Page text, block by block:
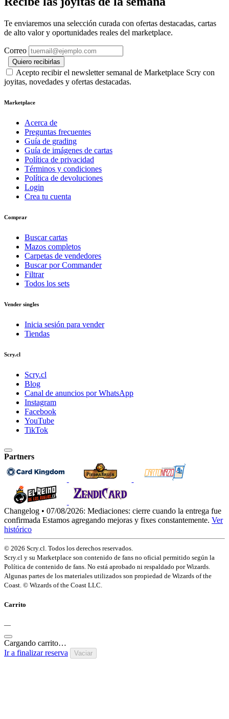
Te enviaremos una selección curada con ofertas destacadas, cartas
de alto valor y oportunidades reales del marketplace.
Correo
Quiero recibirlas
Acepto recibir el newsletter semanal de Marketplace Scry con
joyitas, novedades y ofertas destacadas.
Marketplace
Acerca de
Preguntas frecuentes
Guía de grading
Guía de imágenes de cartas
Política de privacidad
Términos y condiciones
Política de devoluciones
Login
Crea tu cuenta
Comprar
Buscar cartas
Mazos completos
Carpetas de vendedores
Buscar por Commander
Filtrar
Todos los sets
Vender singles
Inicia sesión para vender
Tiendas
Scry.cl
Scry.cl
Blog
Canal de anuncios por WhatsApp
Instagram
Facebook
YouTube
TikTok
Partners
Changelog • 07/08/2026: Mediaciones: cierre cuando la entrega fue
confirmada Estamos agregando mejoras y fixes constantemente. Ver
histórico
© 2026 Scry.cl. Todos los derechos reservados.
Scry.cl y su Marketplace son contenido de fans no oficial permitido según la
Política de contenido de fans. No está aprobado ni respaldado por Wizards.
Algunas partes de los materiales utilizados son propiedad de Wizards of the
Coast. © Wizards of the Coast LLC.
Carrito
—
Cargando carrito…
Ir a finalizar reserva
Vaciar